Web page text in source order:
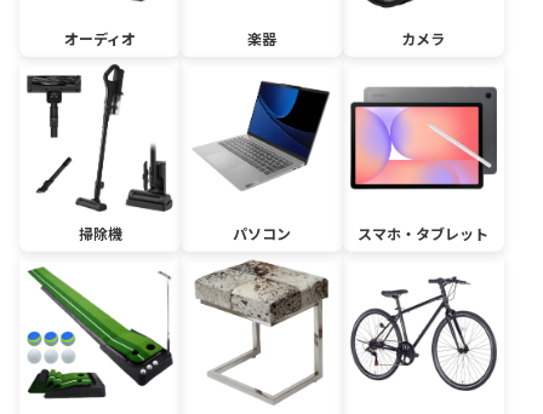
オーディオ 楽器 カメラ
掃除機 パソコン スマホ・タブレット